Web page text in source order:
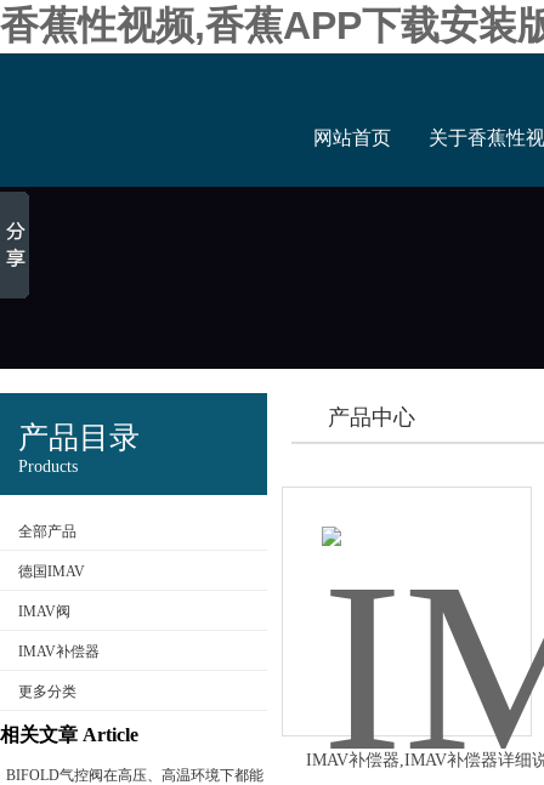
香蕉性视频,香蕉APP下载安装
网站首页 关于香蕉性
产品目录
Products
全部产品
德国IMAV
IMAV阀
IMAV补偿器
更多分类
相关文章 Article
BIFOLD气控阀在高压、高温环境下都能
产品中心
IMAV补偿器,IMAV补偿器详细